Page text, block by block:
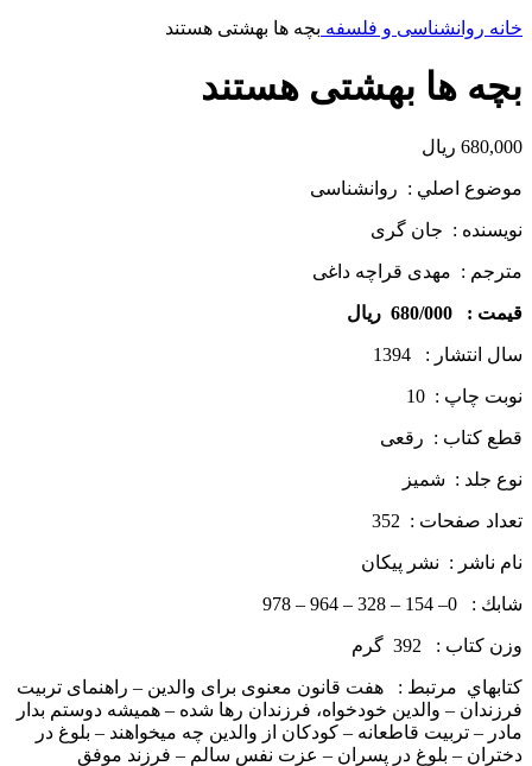
خانه روانشناسی و فلسفه بچه ­ها بهشتی هستند
بچه ­ها بهشتی هستند
680,000 ریال
موضوع اصلي : روانشناسی
نويسنده : جان گری
مترجم : مهدی قراچه داغی
قيمت : 680/000 ريال
سال انتشار : 1394
نوبت چاپ : 10
قطع كتاب : رقعی
نوع جلد : شمیز
تعداد صفحات : 352
نام ناشر : نشر پيكان
شابك : 0– 154 – 328 – 964 – 978
وزن كتاب : 392 گرم
كتاب­هاي مرتبط : هفت قانون معنوی برای والدین – راهنمای تربیت
فرزندان – والدین خودخواه، فرزندان رها شده – همیشه دوستم بدار
مادر – تربیت قاطعانه – کودکان از والدین چه می­خواهند – بلوغ در
دختران – بلوغ در پسران – عزت­ نفس سالم – فرزند موفق